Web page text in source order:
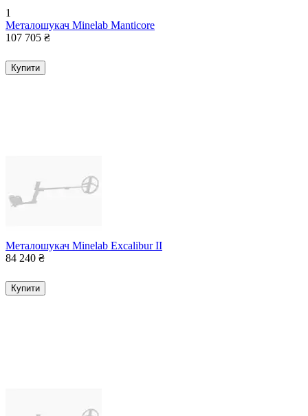
1
Металошукач Minelab Manticore
107 705 ₴
Купити
Металошукач Minelab Excalibur II
84 240 ₴
Купити